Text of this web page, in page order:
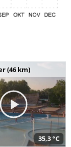
(46 km)
35,3 °C